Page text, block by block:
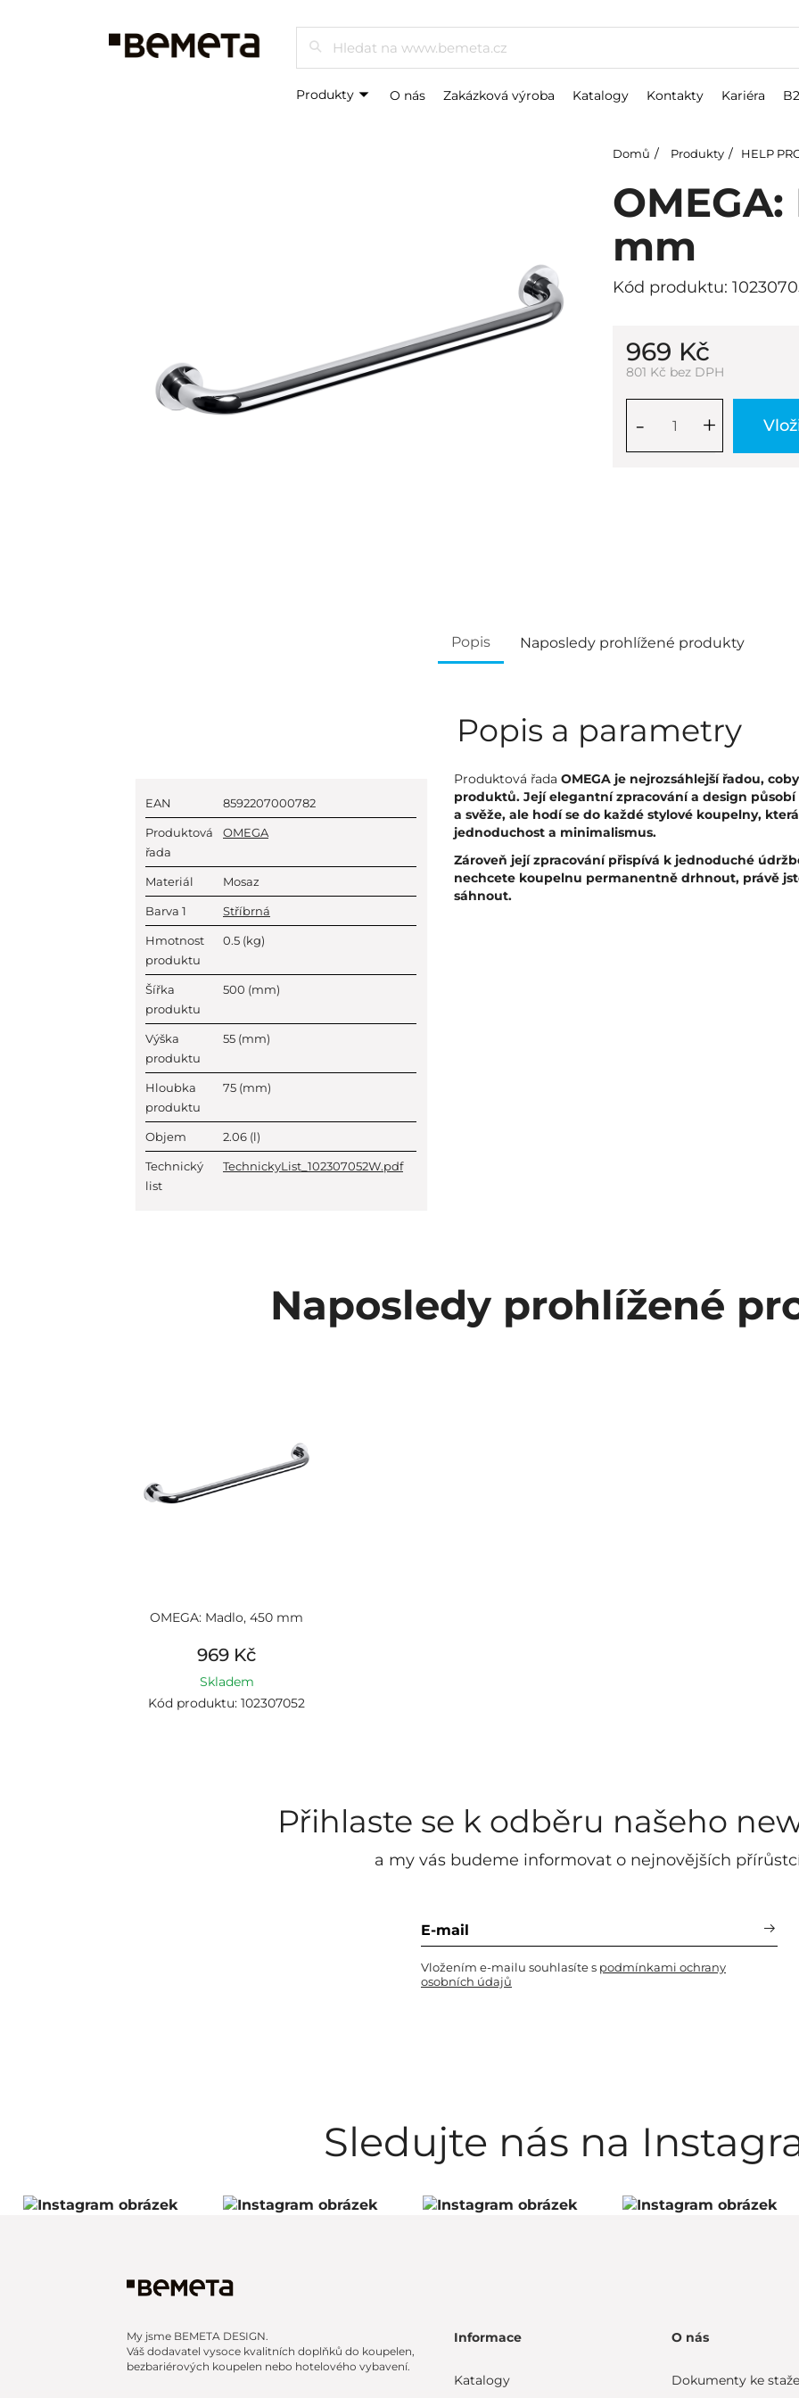
Hledat
Produkty O nás Zakázková výroba Katalogy Kontakty Kariéra
Domů Produkty HELP
mm
Kód produktu:
969 Kč
801 Kč bez DPH
+
-
Popis Naposledy prohlížené produkty
Popis a parametry
EAN 8592207000782
Produktová
řada
OMEGA
Materiál Mosaz
Barva 1 Stříbrná
Hmotnost
produktu
0.5 (kg)
Šířka
produktu
500 (mm)
Výška
produktu
55 (mm)
Hloubka
produktu
75 (mm)
Objem 2.06 (l)
Technický
list
TechnickyList_102307052W.pdf
Produktová řada OMEGA je nejrozsáhlejší řadou,
produktů. Její elegantní zpracování a design
a svěže, ale hodí se do každé stylové koupelny,
jednoduchost a minimalismus.
Zároveň její zpracování přispívá k jednoduché
nechcete koupelnu permanentně drhnout, právě
sáhnout.
Naposledy prohlížené
OMEGA: Madlo, 450 mm
969 Kč
Skladem
Kód produktu: 102307052
Přihlaste se k odběru našeho
a my vás budeme informovat o nejnovějších
Vložením e-mailu souhlasíte s podmínkami ochrany
osobních údajů
Sledujte nás na
My jsme BEMETA DESIGN.
Váš dodavatel vysoce kvalitních doplňků do koupelen,
bezbariérových koupelen nebo hotelového vybavení.
Informace
Katalogy
O nás
Dokumenty ke